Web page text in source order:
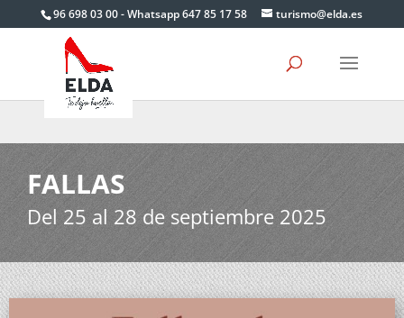
96 698 03 00 - Whatsapp 647 85 17 58 turismo@elda.es
FALLAS
Del 25 al 28 de septiembre 2025